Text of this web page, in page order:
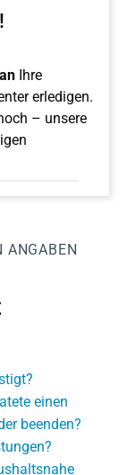
Ihre
erledigen.
– unsere
ANGABEN
einen
beenden?